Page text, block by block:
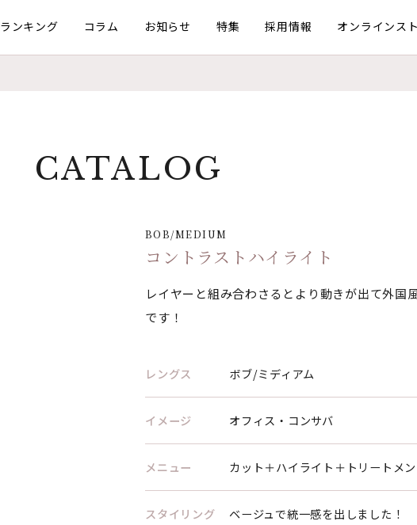
ランキング コラム お知らせ 特集 採用情報 オンラインス
CATALOG
BOB/MEDIUM
コントラストハイライト
レイヤーと組み合わさるとより動きが出て外国
です！
レングス ボブ/ミディアム
イメージ オフィス・コンサバ
メニュー カット＋ハイライト＋トリートメ
スタイリング ベージュで統一感を出しました！